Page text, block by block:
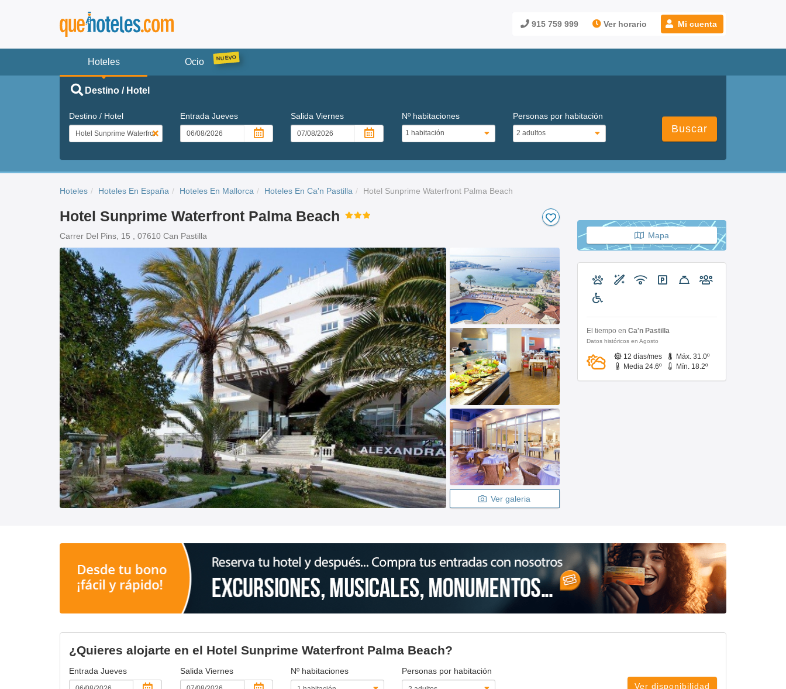
915 759 999 Ver horario Mi cuenta
Hoteles Ocio
Destino / Hotel
Destino / Hotel Entrada Jueves SalidaViernes Nº habitaciones Personas por habitación
Buscar
Hoteles Hoteles En España Hoteles En Mallorca Hoteles En Ca'n Pastilla Hotel Sunprime Waterfront Palma Beach
Hotel Sunprime Waterfront Palma Beach
Carrer Del Pins, 15 , 07610 Can Pastilla
Ver galeria
Mapa
El tiempo en Ca'n Pastilla
Datos históricos en Agosto
12 días/mes
Máx. 31.0º
Media 24.6º
Mín. 18.2º
¿Quieres alojarte en el Hotel Sunprime Waterfront Palma Beach?
Entrada Jueves Salida Viernes Nº habitaciones
Personas por habitación
Ver disponibilidad